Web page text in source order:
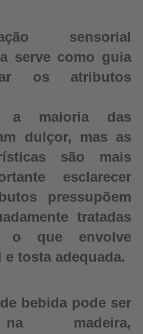
sensorial
serve como guia
os atributos
a maioria das
dulçor, mas as
são mais
esclarecer
pressupõem
tratadas
o que envolve
e tosta adequada.
bebida pode ser
madeira,